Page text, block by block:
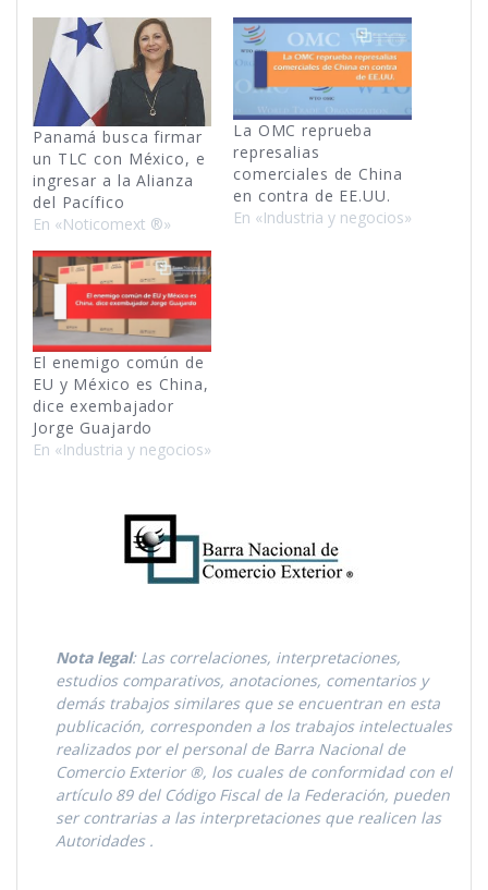
Panamá busca firmar
un TLC con México, e
ingresar a la Alianza
del Pací­fico
En «Noticomext ®»
La OMC reprueba
represalias
comerciales de China
en contra de EE.UU.
En «Industria y negocios»
El enemigo común de
EU y México es China,
dice exembajador
Jorge Guajardo
En «Industria y negocios»
Nota legal: Las correlaciones, interpretaciones,
estudios comparativos, anotaciones, comentarios y
demás trabajos similares que se encuentran en esta
publicación, corresponden a los trabajos intelectuales
realizados por el personal de Barra Nacional de
Comercio Exterior ®, los cuales de conformidad con el
artículo 89 del Código Fiscal de la Federación, pueden
ser contrarias a las interpretaciones que realicen las
Autoridades .